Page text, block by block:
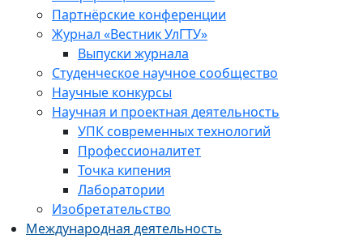
Партнёрские конференции
Журнал «Вестник УлГТУ»
Выпуски журнала
Студенческое научное сообщество
Научные конкурсы
Научная и проектная деятельность
УПК современных технологий
Профессионалитет
Точка кипения
Лаборатории
Изобретательство
Международная деятельность